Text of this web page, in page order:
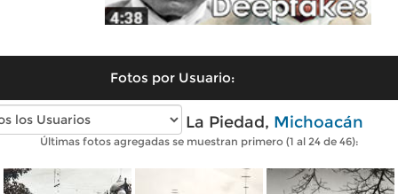
Fotos por Usuario:
Fotos antiguas de La Piedad, Michoacán
Últimas fotos agregadas se muestran primero (1 al 24 de 46):